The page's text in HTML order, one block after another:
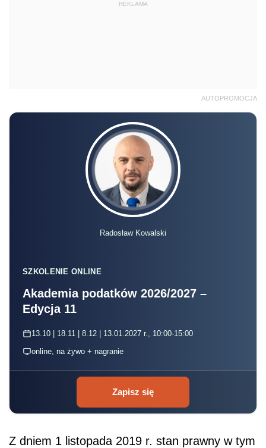
REKLAMA
AUTOPROMOCJA
Radosław Kowalski
SZKOLENIE ONLINE
Akademia podatków 2026/2027 –
Edycja 11
13.10 | 18.11 | 8.12 | 13.01.2027 r., 10:00-15:00
online, na żywo + nagranie
Zapisz się
Z dniem 1 listopada 2019 r. stan prawny w tym